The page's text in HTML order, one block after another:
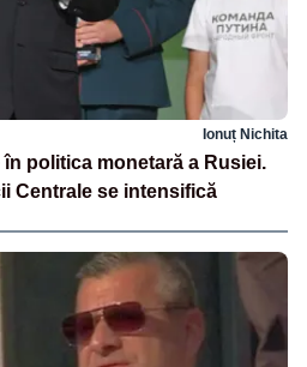
Ionuț Nichita
politica monetară a Rusiei.
Centrale se intensifică